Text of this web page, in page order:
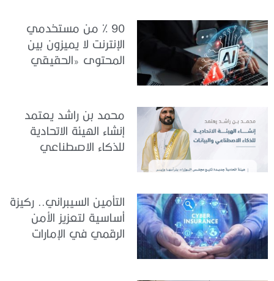
90 % من مستخدمي
الإنترنت لا يميزون بين
المحتوى «الحقيقي
محمد بن راشد يعتمد
إنشاء الهيئة الاتحادية
للذكاء الاصطناعي
التأمين السيبراني.. ركيزة
أساسية لتعزيز الأمن
الرقمي في الإمارات